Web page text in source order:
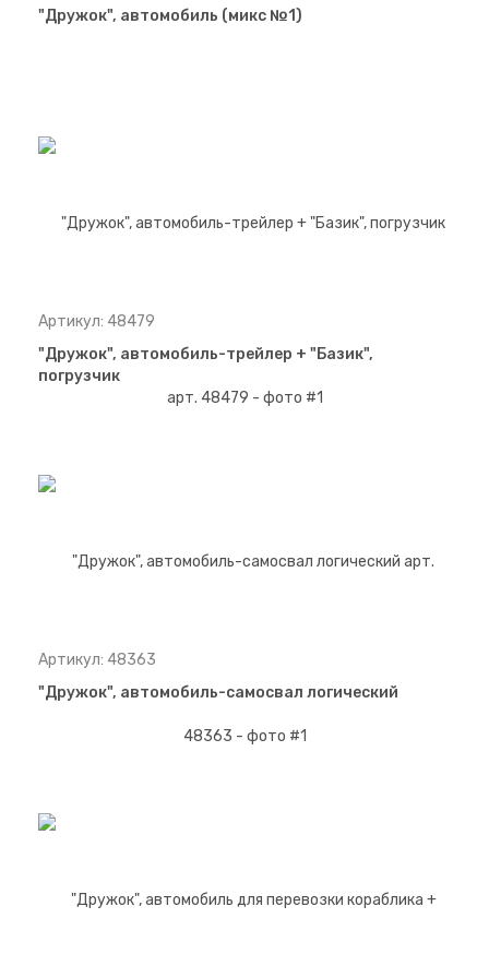
"Дружок", автомобиль (микс №1)
Артикул: 48479
"Дружок", автомобиль-трейлер + "Базик",
погрузчик
Артикул: 48363
"Дружок", автомобиль-самосвал логический